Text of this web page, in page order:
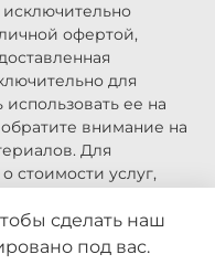
офертой,
для
ее на
внимание на
Для
стоимости услуг,
связи.
как справочная
сделать наш
под вас.